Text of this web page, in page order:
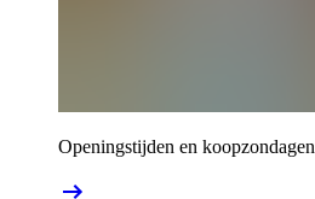
Openingstijden en koopzondagen